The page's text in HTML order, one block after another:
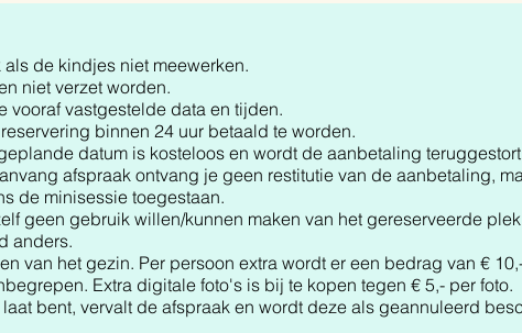
de kindjes niet meewerken.
niet verzet worden.
vastgestelde data en tijden.
binnen 24 uur betaald te worden.
datum is kosteloos en wordt de aanbetaling
afspraak ontvang je geen restitutie van de aanbetaling,
de minisessie toegestaan.
geen gebruik willen/kunnen maken van het gereserveerde
anders.
van het gezin. Per persoon extra wordt er een bedrag van €
Extra digitale foto's is bij te kopen tegen € 5,- per foto.
bent, vervalt de afspraak en wordt deze als geannuleerd